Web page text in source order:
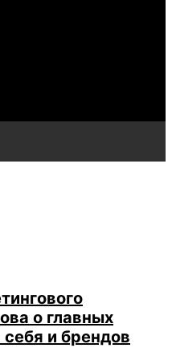
о главных
и брендов